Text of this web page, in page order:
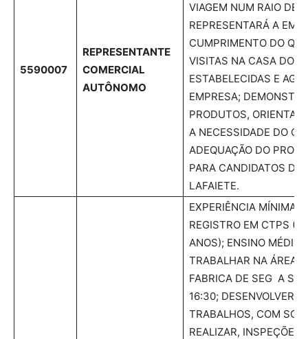
5590007
REPRESENTANTE
COMERCIAL
AUTÔNOMO
VIAGEM NUM RAIO DE
REPRESENTARÁ A
CUMPRIMENTO DO
VISITAS NA CASA DOS
ESTABELECIDAS E
EMPRESA;
PRODUTOS,
A NECESSIDADE DO
ADEQUAÇÃO DO
PARA CANDIDATOS DE
LAFAIETE.
EXPERIÊNCIA MÍNIMA
REGISTRO EM CTPS
ANOS); ENSINO MÉDIO
TRABALHAR NA ÁREA
FABRICA DE SEG A
16:30; DESENVOLVER A
TRABALHOS, COM
REALIZAR, INSPEÇÕES